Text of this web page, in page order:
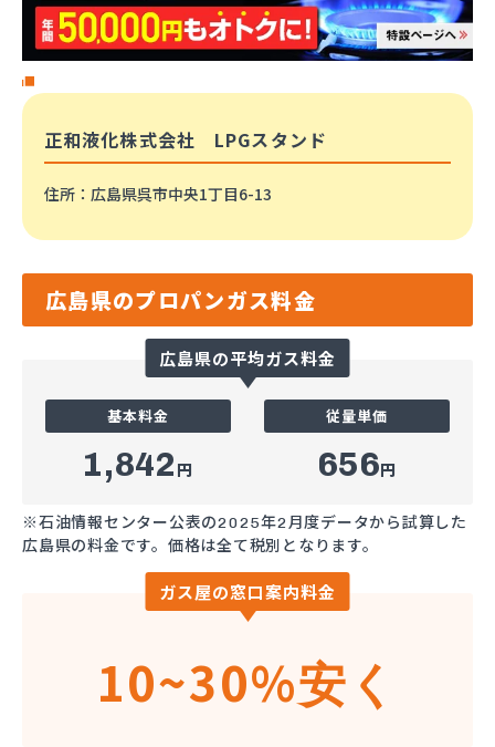
正和液化株式会社 LPGスタンド
住所 ：広島県呉市中央1丁目6-13
広島県のプロパンガス料金
広島県の平均ガス料金
基本料金
1,842 円
従量単価
656円
※石油情報センター公表の2025年2月度データから試算した
広島県の料金です。価格は全て税別となります。
ガス屋の窓口案内料金
10~30%安く